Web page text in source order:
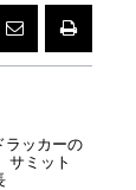
ラッカーの
サミット